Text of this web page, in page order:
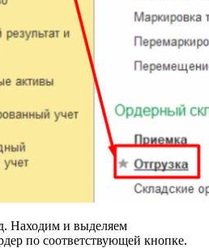
Находим и выделяем
по соответствующей кнопке.